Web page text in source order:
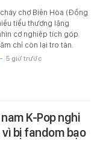
chợ Biên Hòa (Đồng
tiểu thương lặng
cơ nghiệp tích góp
chỉ còn lại tro tàn.
- 5 giờ trước
K-Pop nghi
bị fandom bạo